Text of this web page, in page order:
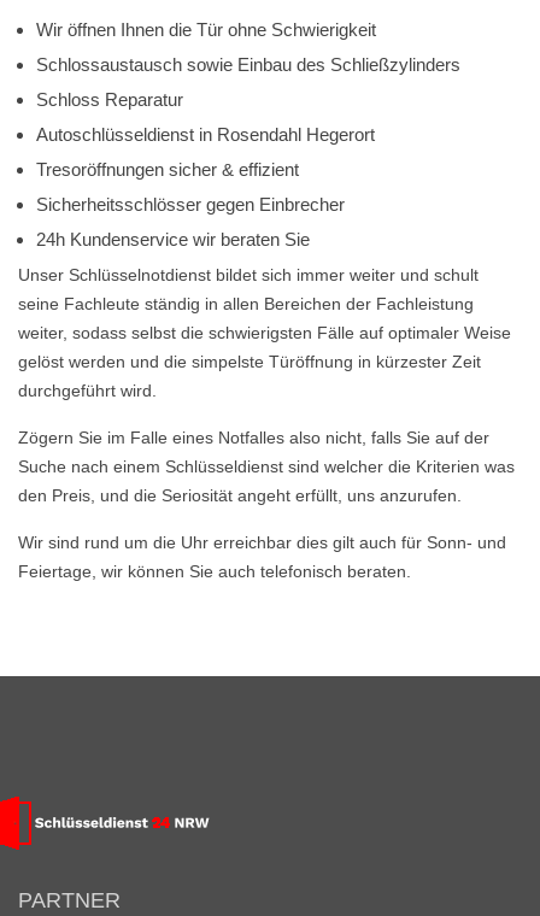
Wir öffnen Ihnen die Tür ohne Schwierigkeit
Schlossaustausch sowie Einbau des Schließzylinders
Schloss Reparatur
Autoschlüsseldienst in Rosendahl Hegerort
Tresoröffnungen sicher & effizient
Sicherheitsschlösser gegen Einbrecher
24h Kundenservice wir beraten Sie
Unser Schlüsselnotdienst bildet sich immer weiter und schult
seine Fachleute ständig in allen Bereichen der Fachleistung
weiter, sodass selbst die schwierigsten Fälle auf optimaler Weise
gelöst werden und die simpelste Türöffnung in kürzester Zeit
durchgeführt wird.
Zögern Sie im Falle eines Notfalles also nicht, falls Sie auf der
Suche nach einem Schlüsseldienst sind welcher die Kriterien was
den Preis, und die Seriosität angeht erfüllt, uns anzurufen.
Wir sind rund um die Uhr erreichbar dies gilt auch für Sonn- und
Feiertage, wir können Sie auch telefonisch beraten.
PARTNER